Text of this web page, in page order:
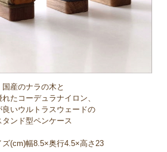
国産のナラの木と
たコーデュラナイロン、
良いウルトラスウェードの
タンド型ペンケース
ズ(cm)幅8.5×奥行4.5×高さ23